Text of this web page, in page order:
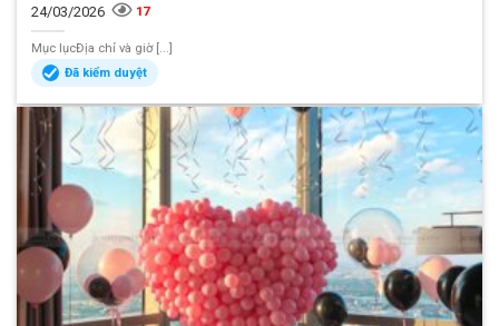
24/03/2026 17
Mục lụcĐịa chỉ và giờ [...]
Đã kiểm duyệt